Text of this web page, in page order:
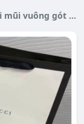
cao cấp (Form rộng) . <